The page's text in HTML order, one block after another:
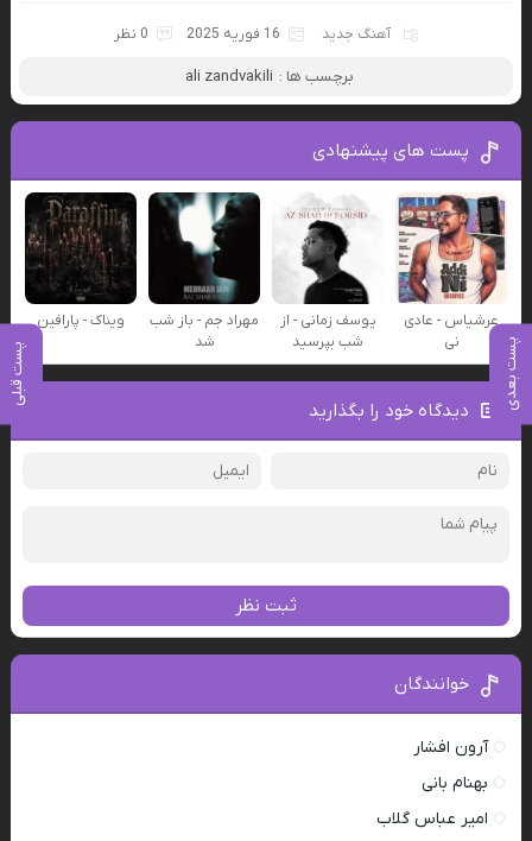
پست بعدی پست قبلی
آهنگ جدید 16 فوریه 2025 0 نظر
برچسب ها : ali zandvakili
پست های پیشنهادی
عرشیاس - عادی
نی
یوسف زمانی - از
شب بپرسید
مهراد جم - باز شب
شد
ویناک - پارافین
دیدگاه خود را بگذارید
ثبت نظر
خوانندگان
آرون افشار
بهنام بانی
امیر عباس گلاب